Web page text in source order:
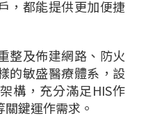
，都能提供更加便捷
整及佈建網路、防火
的敏盛醫療體系，設
構，充分滿足HIS作
關鍵運作需求。